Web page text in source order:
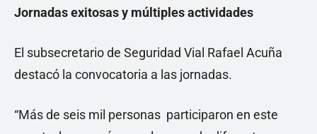
Jornadas exitosas y múltiples actividades
El subsecretario de Seguridad Vial Rafael Acuña
destacó la convocatoria a las jornadas.
“Más de seis mil personas participaron en este